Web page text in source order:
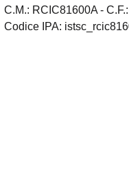
C.M.: RCIC81600A -
Codice IPA: